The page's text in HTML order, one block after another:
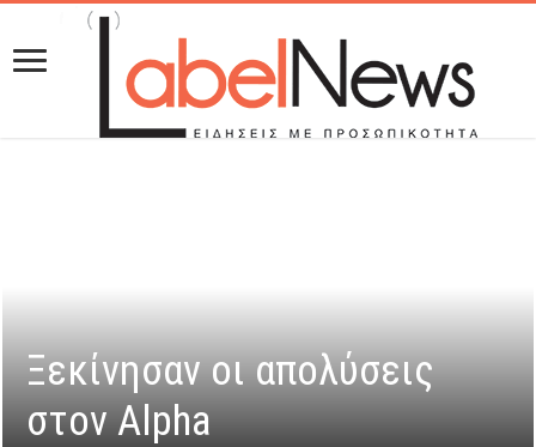
Ξεκίνησαν οι απολύσεις
στον Alpha